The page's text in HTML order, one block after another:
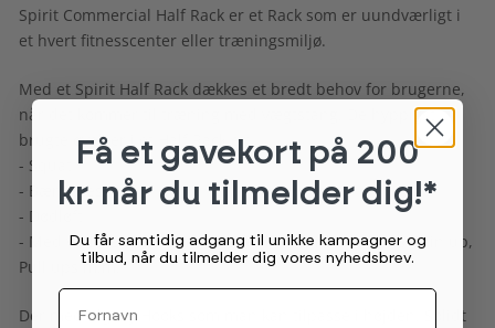
Spirit Commercial Half Rack er et Rack som er uundværligt i
et hvert fitnesscenter eller træningsmiljø.
Med et Spirit Half Rack dækkes et bredt behov for brugerne,
når det kommer til træning med vægtstang. De hyppigst
brugte øvelser i et Half Rack er:
- Squat
- Bænkpres
- Dødløft
- Med varieret grebs muligheder kan der både laves Chin up,
Pull ups m.m.
Der medfølger J-Hooks som man kan tilpasse i højden. Solidt
Få et gavekort på 200
kr. når du tilmelder dig!*
Du får samtidig adgang til unikke kampagner og
tilbud, når du tilmelder dig vores nyhedsbrev.
Fornavn